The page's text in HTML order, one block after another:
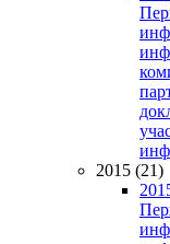
2015 (21)